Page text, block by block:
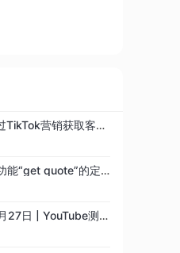
宠物产品如何通过TikTok营销获取客户？
详解：TikTok新功能“get quote”的定义及申请条件流程
【跨境早报】10月27日 | YouTube测试直播购物功能